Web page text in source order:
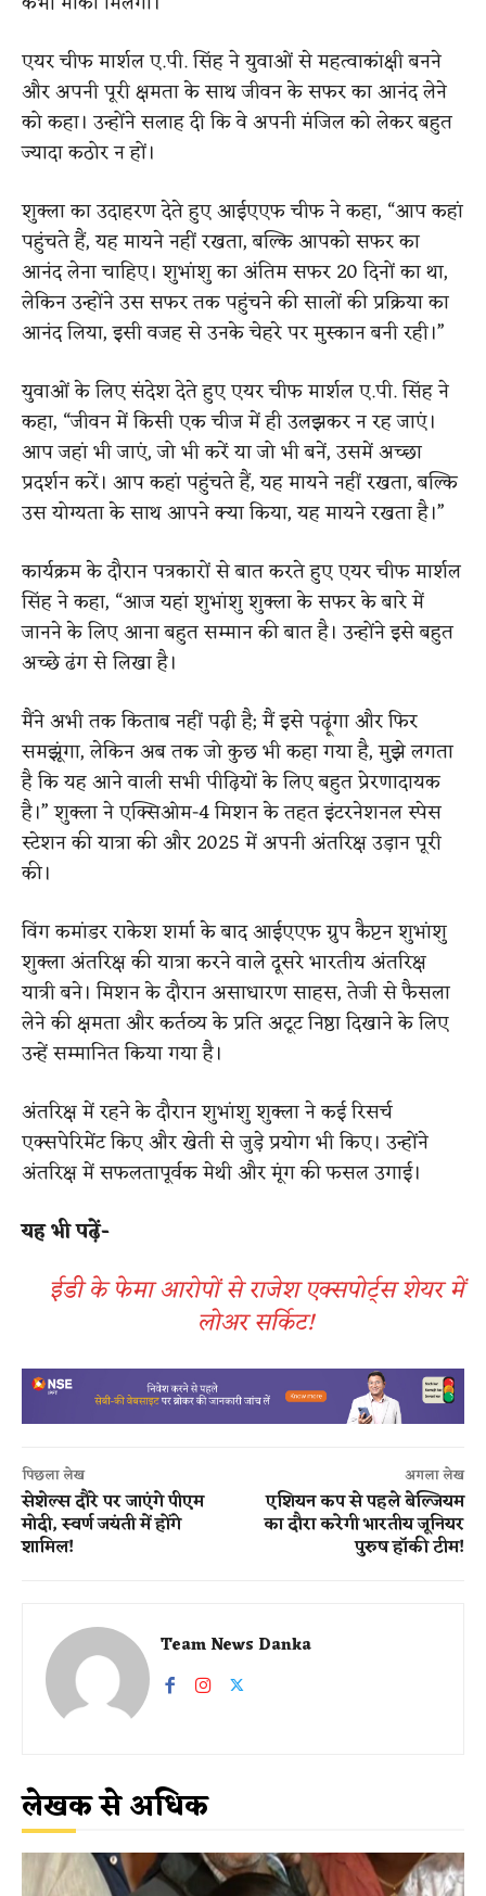
एयर चीफ मार्शल ए.पी. सिंह ने युवाओं से महत्वाकांक्षी बनने
और अपनी पूरी क्षमता के साथ जीवन के सफर का आनंद लेने
को कहा। उन्होंने सलाह दी कि वे अपनी मंजिल को लेकर बहुत
ज्यादा कठोर न हों।
शुक्ला का उदाहरण देते हुए आईएएफ चीफ ने कहा, “आप कहां
पहुंचते हैं, यह मायने नहीं रखता, बल्कि आपको सफर का
आनंद लेना चाहिए। शुभांशु का अंतिम सफर 20 दिनों का था,
लेकिन उन्होंने उस सफर तक पहुंचने की सालों की प्रक्रिया का
आनंद लिया, इसी वजह से उनके चेहरे पर मुस्कान बनी रही।”
युवाओं के लिए संदेश देते हुए एयर चीफ मार्शल ए.पी. सिंह ने
कहा, “जीवन में किसी एक चीज में ही उलझकर न रह जाएं।
आप जहां भी जाएं, जो भी करें या जो भी बनें, उसमें अच्छा
प्रदर्शन करें। आप कहां पहुंचते हैं, यह मायने नहीं रखता, बल्कि
उस योग्यता के साथ आपने क्या किया, यह मायने रखता है।”
कार्यक्रम के दौरान पत्रकारों से बात करते हुए एयर चीफ मार्शल
सिंह ने कहा, “आज यहां शुभांशु शुक्ला के सफर के बारे में
जानने के लिए आना बहुत सम्मान की बात है। उन्होंने इसे बहुत
अच्छे ढंग से लिखा है।
मैंने अभी तक किताब नहीं पढ़ी है; मैं इसे पढ़ूंगा और फिर
समझूंगा, लेकिन अब तक जो कुछ भी कहा गया है, मुझे लगता
है कि यह आने वाली सभी पीढ़ियों के लिए बहुत प्रेरणादायक
है।” शुक्ला ने एक्सिओम-4 मिशन के तहत इंटरनेशनल स्पेस
स्टेशन की यात्रा की और 2025 में अपनी अंतरिक्ष उड़ान पूरी
की।
विंग कमांडर राकेश शर्मा के बाद आईएएफ ग्रुप कैप्टन शुभांशु
शुक्ला अंतरिक्ष की यात्रा करने वाले दूसरे भारतीय अंतरिक्ष
यात्री बने। मिशन के दौरान असाधारण साहस, तेजी से फैसला
लेने की क्षमता और कर्तव्य के प्रति अटूट निष्ठा दिखाने के लिए
उन्हें सम्मानित किया गया है।
अंतरिक्ष में रहने के दौरान शुभांशु शुक्ला ने कई रिसर्च
एक्सपेरिमेंट किए और खेती से जुड़े प्रयोग भी किए। उन्होंने
अंतरिक्ष में सफलतापूर्वक मेथी और मूंग की फसल उगाई।
यह भी पढ़ें-
ईडी के फेमा आरोपों से राजेश एक्सपोर्ट्स शेयर में
लोअर सर्किट!
पिछला लेख
सेशेल्स दौरे पर जाएंगे पीएम
मोदी, स्वर्ण जयंती में होंगे
शामिल!
अगला लेख
एशियन कप से पहले बेल्जियम
का दौरा करेगी भारतीय जूनियर
पुरुष हॉकी टीम!
Team News Danka
लेखक से अधिक